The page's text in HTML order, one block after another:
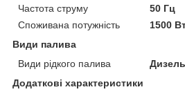
Частота струму
50 Гц
Споживана потужність
1500
Види палива
Види рідкого палива
Додаткові характеристики